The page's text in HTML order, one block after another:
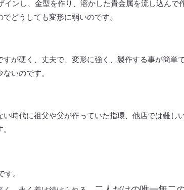
ンし、金型を作り、溶かした貴金属を流し込んで
どうしても変形に弱いのです。
が硬く、丈夫で、変形に強く、製作する事が簡単
いのです。
時代に祖父や父が作っていた指環、他店では難
す。